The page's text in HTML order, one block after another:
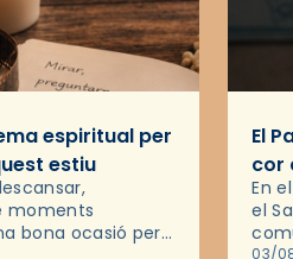
espiritual per
estiu
moments
bona ocasió per
El
cor
En
el
03/